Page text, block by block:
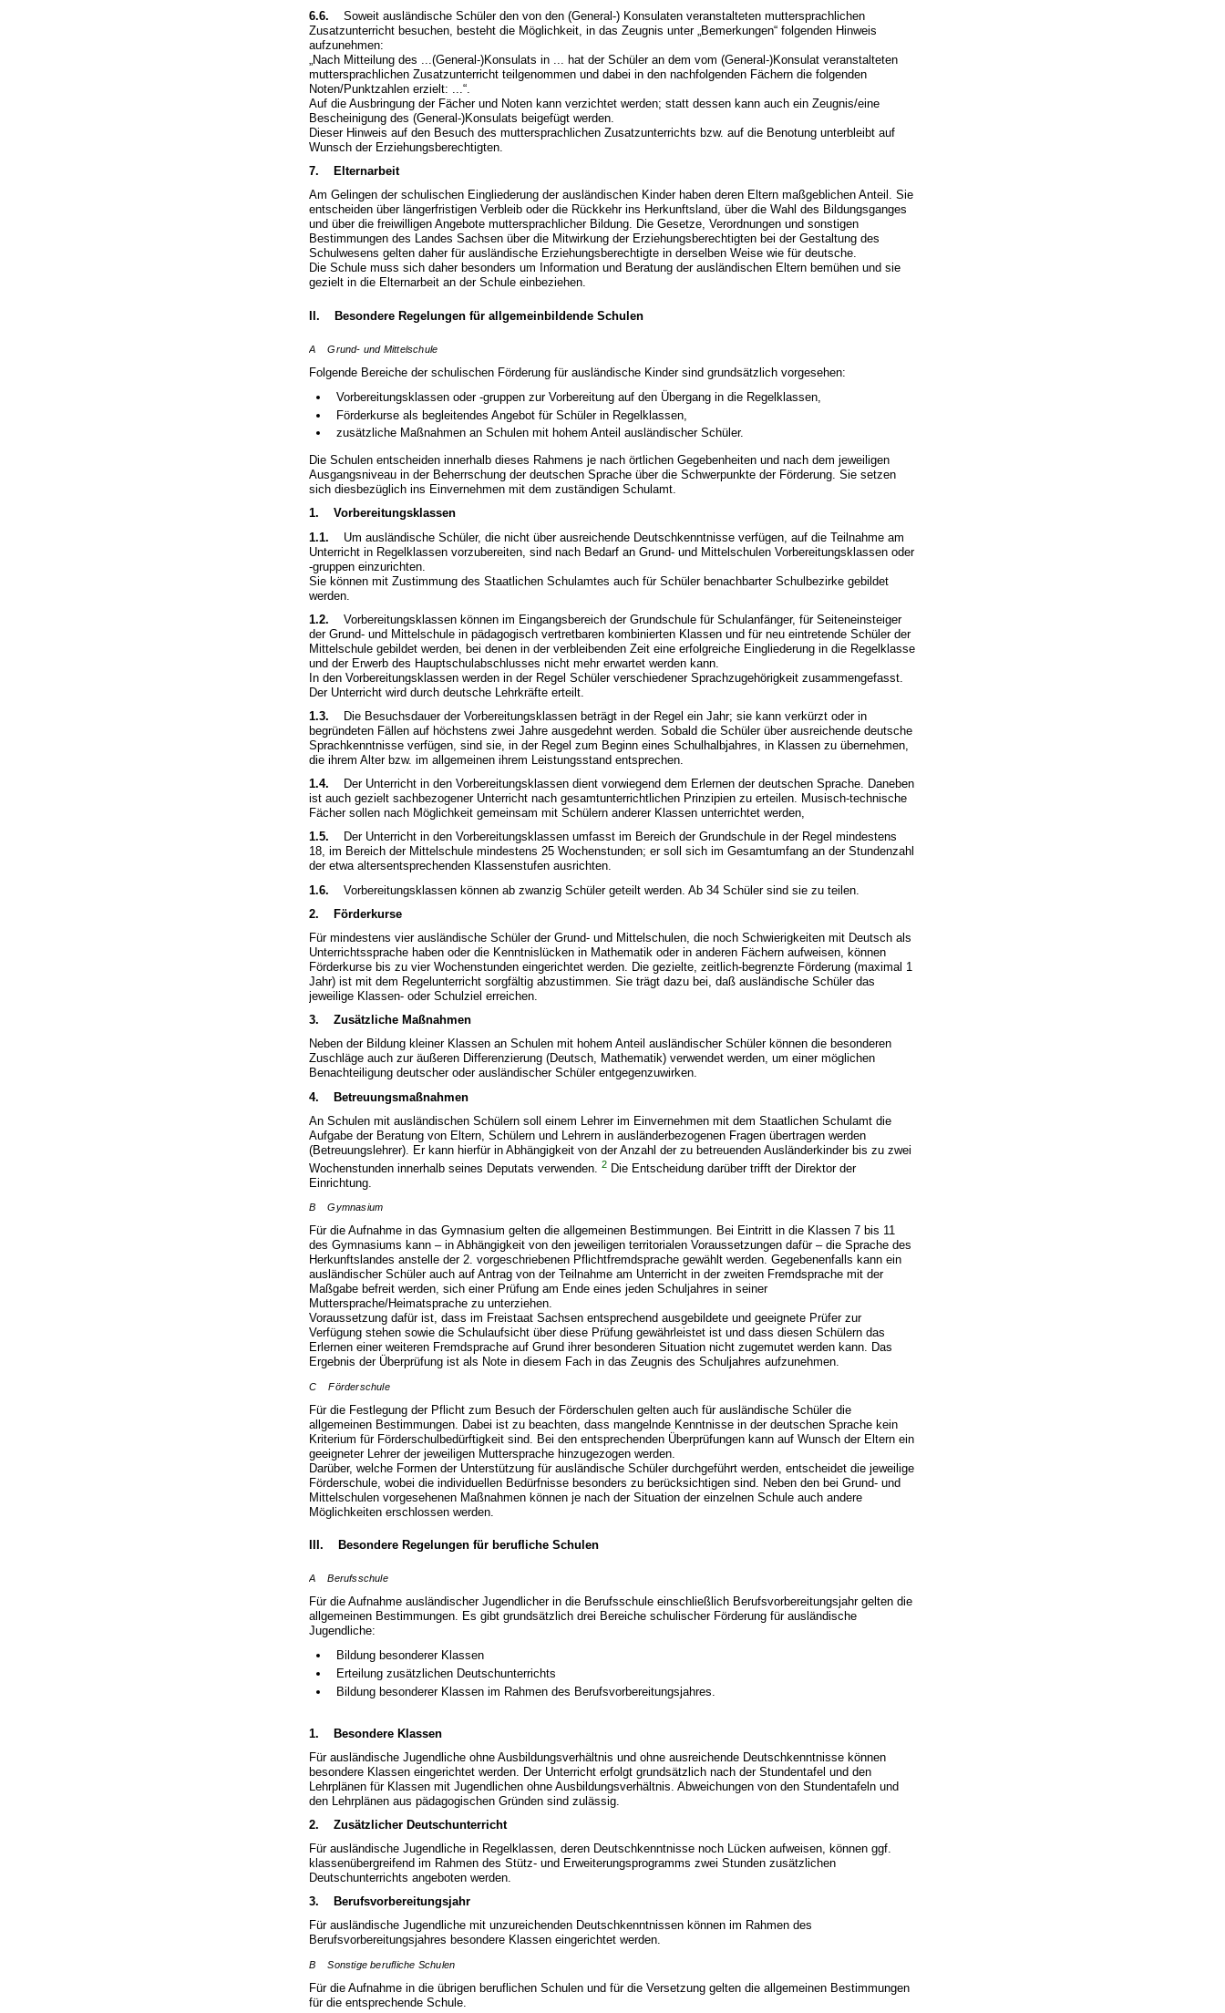
6.6. Soweit ausländische Schüler den von den (General-) Konsulaten veranstalteten muttersprachlichen
Zusatzunterricht besuchen, besteht die Möglichkeit, in das Zeugnis unter „Bemerkungen“ folgenden Hinweis
aufzunehmen:
„Nach Mitteilung des ...(General-)Konsulats in ... hat der Schüler an dem vom (General-)Konsulat veranstalteten
muttersprachlichen Zusatzunterricht teilgenommen und dabei in den nachfolgenden Fächern die folgenden
Noten/Punktzahlen erzielt: ...“.
Auf die Ausbringung der Fächer und Noten kann verzichtet werden; statt dessen kann auch ein Zeugnis/eine
Bescheinigung des (General-)Konsulats beigefügt werden.
Dieser Hinweis auf den Besuch des muttersprachlichen Zusatzunterrichts bzw. auf die Benotung unterbleibt auf
Wunsch der Erziehungsberechtigten.
7. Elternarbeit
Am Gelingen der schulischen Eingliederung der ausländischen Kinder haben deren Eltern maßgeblichen Anteil. Sie
entscheiden über längerfristigen Verbleib oder die Rückkehr ins Herkunftsland, über die Wahl des Bildungsganges
und über die freiwilligen Angebote muttersprachlicher Bildung. Die Gesetze, Verordnungen und sonstigen
Bestimmungen des Landes Sachsen über die Mitwirkung der Erziehungsberechtigten bei der Gestaltung des
Schulwesens gelten daher für ausländische Erziehungsberechtigte in derselben Weise wie für deutsche.
Die Schule muss sich daher besonders um Information und Beratung der ausländischen Eltern bemühen und sie
gezielt in die Elternarbeit an der Schule einbeziehen.
II. Besondere Regelungen für allgemeinbildende Schulen
A Grund- und Mittelschule
Folgende Bereiche der schulischen Förderung für ausländische Kinder sind grundsätzlich vorgesehen:
Vorbereitungsklassen oder -gruppen zur Vorbereitung auf den Übergang in die Regelklassen,
Förderkurse als begleitendes Angebot für Schüler in Regelklassen,
zusätzliche Maßnahmen an Schulen mit hohem Anteil ausländischer Schüler.
Die Schulen entscheiden innerhalb dieses Rahmens je nach örtlichen Gegebenheiten und nach dem jeweiligen
Ausgangsniveau in der Beherrschung der deutschen Sprache über die Schwerpunkte der Förderung. Sie setzen
sich diesbezüglich ins Einvernehmen mit dem zuständigen Schulamt.
1. Vorbereitungsklassen
1.1. Um ausländische Schüler, die nicht über ausreichende Deutschkenntnisse verfügen, auf die Teilnahme am
Unterricht in Regelklassen vorzubereiten, sind nach Bedarf an Grund- und Mittelschulen Vorbereitungsklassen oder
-gruppen einzurichten.
Sie können mit Zustimmung des Staatlichen Schulamtes auch für Schüler benachbarter Schulbezirke gebildet
werden.
1.2. Vorbereitungsklassen können im Eingangsbereich der Grundschule für Schulanfänger, für Seiteneinsteiger
der Grund- und Mittelschule in pädagogisch vertretbaren kombinierten Klassen und für neu eintretende Schüler der
Mittelschule gebildet werden, bei denen in der verbleibenden Zeit eine erfolgreiche Eingliederung in die Regelklasse
und der Erwerb des Hauptschulabschlusses nicht mehr erwartet werden kann.
In den Vorbereitungsklassen werden in der Regel Schüler verschiedener Sprachzugehörigkeit zusammengefasst.
Der Unterricht wird durch deutsche Lehrkräfte erteilt.
1.3. Die Besuchsdauer der Vorbereitungsklassen beträgt in der Regel ein Jahr; sie kann verkürzt oder in
begründeten Fällen auf höchstens zwei Jahre ausgedehnt werden. Sobald die Schüler über ausreichende deutsche
Sprachkenntnisse verfügen, sind sie, in der Regel zum Beginn eines Schulhalbjahres, in Klassen zu übernehmen,
die ihrem Alter bzw. im allgemeinen ihrem Leistungsstand entsprechen.
1.4. Der Unterricht in den Vorbereitungsklassen dient vorwiegend dem Erlernen der deutschen Sprache. Daneben
ist auch gezielt sachbezogener Unterricht nach gesamtunterrichtlichen Prinzipien zu erteilen. Musisch-technische
Fächer sollen nach Möglichkeit gemeinsam mit Schülern anderer Klassen unterrichtet werden,
1.5. Der Unterricht in den Vorbereitungsklassen umfasst im Bereich der Grundschule in der Regel mindestens
18, im Bereich der Mittelschule mindestens 25 Wochenstunden; er soll sich im Gesamtumfang an der Stundenzahl
der etwa altersentsprechenden Klassenstufen ausrichten.
1.6. Vorbereitungsklassen können ab zwanzig Schüler geteilt werden. Ab 34 Schüler sind sie zu teilen.
2. Förderkurse
Für mindestens vier ausländische Schüler der Grund- und Mittelschulen, die noch Schwierigkeiten mit Deutsch als
Unterrichtssprache haben oder die Kenntnislücken in Mathematik oder in anderen Fächern aufweisen, können
Förderkurse bis zu vier Wochenstunden eingerichtet werden. Die gezielte, zeitlich-begrenzte Förderung (maximal 1
Jahr) ist mit dem Regelunterricht sorgfältig abzustimmen. Sie trägt dazu bei, daß ausländische Schüler das
jeweilige Klassen- oder Schulziel erreichen.
3. Zusätzliche Maßnahmen
Neben der Bildung kleiner Klassen an Schulen mit hohem Anteil ausländischer Schüler können die besonderen
Zuschläge auch zur äußeren Differenzierung (Deutsch, Mathematik) verwendet werden, um einer möglichen
Benachteiligung deutscher oder ausländischer Schüler entgegenzuwirken.
4. Betreuungsmaßnahmen
An Schulen mit ausländischen Schülern soll einem Lehrer im Einvernehmen mit dem Staatlichen Schulamt die
Aufgabe der Beratung von Eltern, Schülern und Lehrern in ausländerbezogenen Fragen übertragen werden
(Betreuungslehrer). Er kann hierfür in Abhängigkeit von der Anzahl der zu betreuenden Ausländerkinder bis zu zwei
Wochenstunden innerhalb seines Deputats verwenden.2 Die Entscheidung darüber trifft der Direktor der
Einrichtung.
B Gymnasium
Für die Aufnahme in das Gymnasium gelten die allgemeinen Bestimmungen. Bei Eintritt in die Klassen 7 bis 11
des Gymnasiums kann – in Abhängigkeit von den jeweiligen territorialen Voraussetzungen dafür – die Sprache des
Herkunftslandes anstelle der 2. vorgeschriebenen Pflichtfremdsprache gewählt werden. Gegebenenfalls kann ein
ausländischer Schüler auch auf Antrag von der Teilnahme am Unterricht in der zweiten Fremdsprache mit der
Maßgabe befreit werden, sich einer Prüfung am Ende eines jeden Schuljahres in seiner
Muttersprache/Heimatsprache zu unterziehen.
Voraussetzung dafür ist, dass im Freistaat Sachsen entsprechend ausgebildete und geeignete Prüfer zur
Verfügung stehen sowie die Schulaufsicht über diese Prüfung gewährleistet ist und dass diesen Schülern das
Erlernen einer weiteren Fremdsprache auf Grund ihrer besonderen Situation nicht zugemutet werden kann. Das
Ergebnis der Überprüfung ist als Note in diesem Fach in das Zeugnis des Schuljahres aufzunehmen.
C Förderschule
Für die Festlegung der Pflicht zum Besuch der Förderschulen gelten auch für ausländische Schüler die
allgemeinen Bestimmungen. Dabei ist zu beachten, dass mangelnde Kenntnisse in der deutschen Sprache kein
Kriterium für Förderschulbedürftigkeit sind. Bei den entsprechenden Überprüfungen kann auf Wunsch der Eltern ein
geeigneter Lehrer der jeweiligen Muttersprache hinzugezogen werden.
Darüber, welche Formen der Unterstützung für ausländische Schüler durchgeführt werden, entscheidet die jeweilige
Förderschule, wobei die individuellen Bedürfnisse besonders zu berücksichtigen sind. Neben den bei Grund- und
Mittelschulen vorgesehenen Maßnahmen können je nach der Situation der einzelnen Schule auch andere
Möglichkeiten erschlossen werden.
III. Besondere Regelungen für berufliche Schulen
A Berufsschule
Für die Aufnahme ausländischer Jugendlicher in die Berufsschule einschließlich Berufsvorbereitungsjahr gelten die
allgemeinen Bestimmungen. Es gibt grundsätzlich drei Bereiche schulischer Förderung für ausländische
Jugendliche:
Bildung besonderer Klassen
Erteilung zusätzlichen Deutschunterrichts
Bildung besonderer Klassen im Rahmen des Berufsvorbereitungsjahres.
1. Besondere Klassen
Für ausländische Jugendliche ohne Ausbildungsverhältnis und ohne ausreichende Deutschkenntnisse können
besondere Klassen eingerichtet werden. Der Unterricht erfolgt grundsätzlich nach der Stundentafel und den
Lehrplänen für Klassen mit Jugendlichen ohne Ausbildungsverhältnis. Abweichungen von den Stundentafeln und
den Lehrplänen aus pädagogischen Gründen sind zulässig.
2. Zusätzlicher Deutschunterricht
Für ausländische Jugendliche in Regelklassen, deren Deutschkenntnisse noch Lücken aufweisen, können ggf.
klassenübergreifend im Rahmen des Stütz- und Erweiterungsprogramms zwei Stunden zusätzlichen
Deutschunterrichts angeboten werden.
3. Berufsvorbereitungsjahr
Für ausländische Jugendliche mit unzureichenden Deutschkenntnissen können im Rahmen des
Berufsvorbereitungsjahres besondere Klassen eingerichtet werden.
B Sonstige berufliche Schulen
Für die Aufnahme in die übrigen beruflichen Schulen und für die Versetzung gelten die allgemeinen Bestimmungen
für die entsprechende Schule.